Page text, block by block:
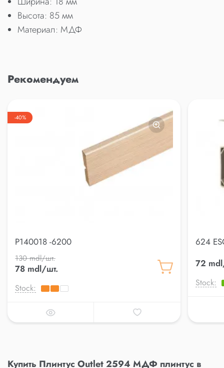
Высота: 85 мм
Материал: МДФ
Рекомендуем
-40%
P140018 -6200
130 mdl/шт.
78 mdl/шт.
Stock:
624
72
Stock:
Купить Плинтус Outlet 2594 МДФ плинтус в